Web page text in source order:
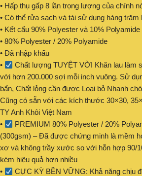
• Hấp thụ gấp 8 lần trọng lượng của chính
• Có thể rửa sạch và tái sử dụng hàng trăm
• Kết cấu 90% Polyester và 10% Polyamide
• 80% Polyester / 20% Polyamide
• Đã nhập khẩu
•
Chất lượng TUYỆT VỜI Khăn lau làm
với hơn 200.000 sợi mỗi inch vuông. Sử
bẩn, Chất lỏng cần được Loại bỏ Nhanh
Cũng có sẵn với các kích thước 30×30,
TY Anh Khôi Việt Nam
•
PREMIUM 80% Polyester / 20%
(300gsm) – Đã được chứng minh là mềm
xơ và không trầy xước so với hỗn hợp 90/
kém hiệu quả hơn nhiều
•
CỰC KỲ BỀN VỮNG: Khả năng chịu